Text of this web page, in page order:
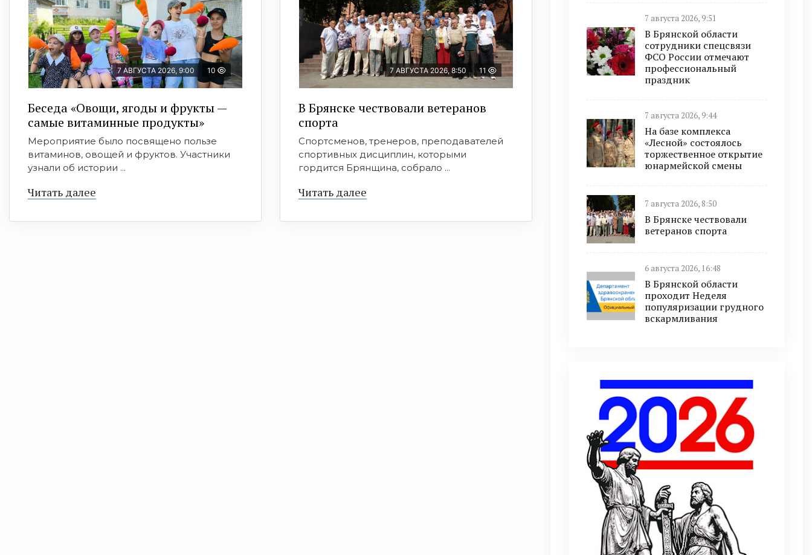
7 АВГУСТА 2026, 9:00 10
Беседа «Овощи, ягоды и фрукты —
самые витаминные продукты»
Мероприятие было посвящено пользе
витаминов, овощей и фруктов. Участники
узнали об истории ...
Читать далее
7 АВГУСТА 2026, 8:50 11
В Брянске чествовали ветеранов
спорта
Спортсменов, тренеров, преподавателей
спортивных дисциплин, которыми
гордится Брянщина, собрало ...
Читать далее
7 августа 2026, 9:51
В Брянской области
сотрудники спецсвязи
ФСО России отмечают
профессиональный
праздник
7 августа 2026, 9:44
На базе комплекса
«Лесной» состоялось
торжественное открытие
юнармейской смены
7 августа 2026, 8:50
В Брянске чествовали
ветеранов спорта
6 августа 2026, 16:48
В Брянской области
проходит Неделя
популяризации грудного
вскармливания